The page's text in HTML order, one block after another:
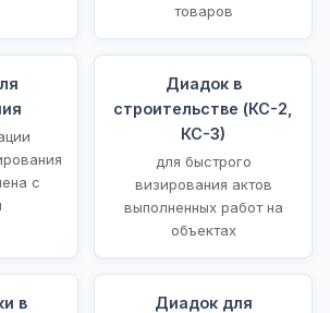
товаров
с
Диадок в
строительстве (КС-2,
КС-3)
для быстрого
визирования актов
выполненных работ на
объектах
в
Диадок для